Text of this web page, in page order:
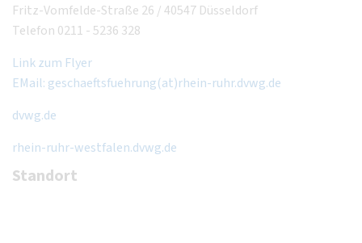
Fritz-Vomfelde-Straße 26 / 40547 Düsseldorf
Telefon 0211 - 5236 328
Link zum Flyer
EMail: geschaeftsfuehrung(at)rhein-ruhr.dvwg.de
dvwg.de
rhein-ruhr-westfalen.dvwg.de
Standort